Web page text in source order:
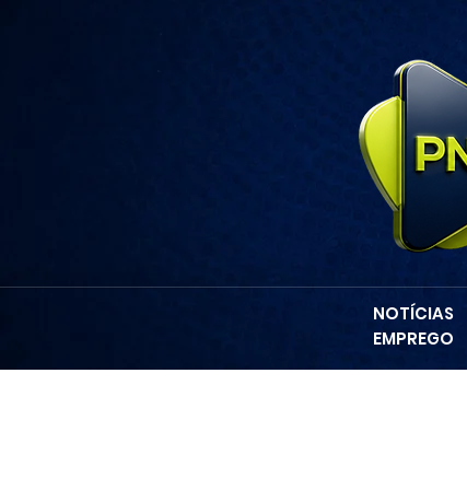
NOTÍCIAS
EMPREGO